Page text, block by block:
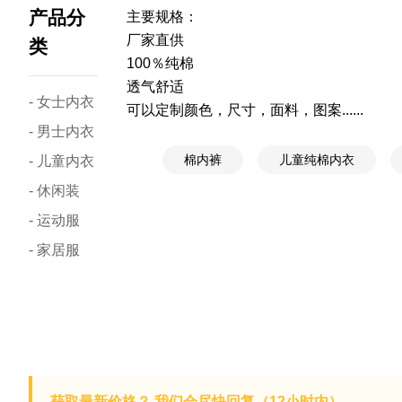
产品分
类
- 女士内衣
- 男士内衣
- 儿童内衣
- 休闲装
- 运动服
- 家居服
主要规格：
厂家直供
100％纯棉
透气舒适
可以定制颜色，尺寸，面料，图案......
棉内裤 儿童纯棉内衣